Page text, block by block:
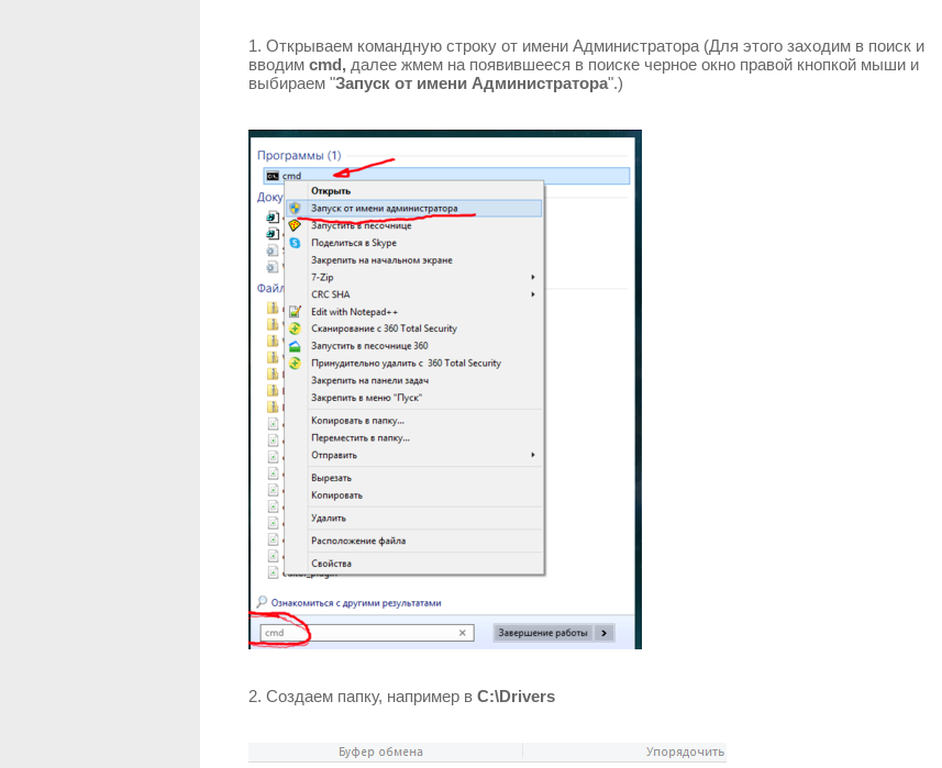
1. Открываем командную строку от имени Администратора (Для этого заходим в поиск и
вводим cmd, далее жмем на появившееся в поиске черное окно правой кнопкой мыши и
выбираем "Запуск от имени Администратора".)
2. Создаем папку, например в C:\Drivers